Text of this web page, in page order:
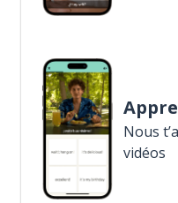
Nous
vidéos